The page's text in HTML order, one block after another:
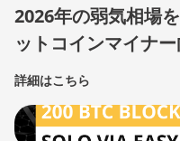
2026年の弱気相場
ットコインマイナ
詳細はこちら